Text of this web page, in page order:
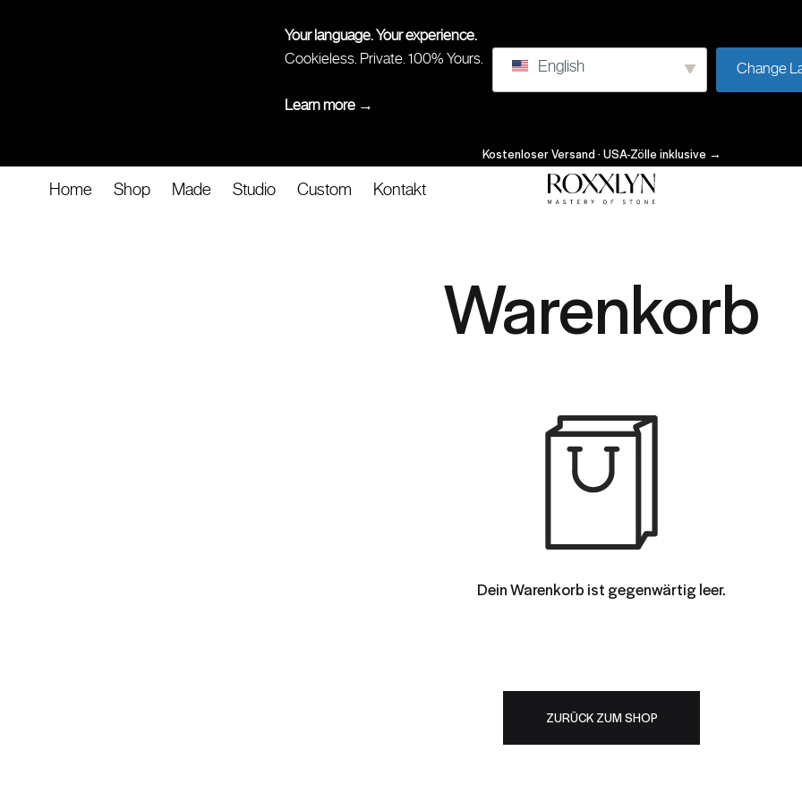
Your language. Your experience.
Cookieless. Private. 100% Yours.
Learn more →
English Change
Kostenloser Versand · USA-Zölle inklusive →
Home Shop Made Studio Custom Kontakt
Warenkorb
Dein Warenkorb ist gegenwärtig leer.
ZURÜCK ZUM SHOP